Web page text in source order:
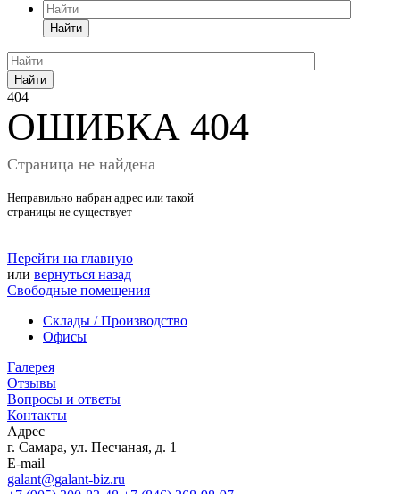
Найти
Найти
404
ОШИБКА 404
Страница не найдена
Неправильно набран адрес или такой
страницы не существует
Перейти на главную
или вернуться назад
Свободные помещения
Склады / Производство
Офисы
Галерея
Отзывы
Вопросы и ответы
Контакты
Адрес
г. Самара, ул. Песчаная, д. 1
E-mail
galant@galant-biz.ru